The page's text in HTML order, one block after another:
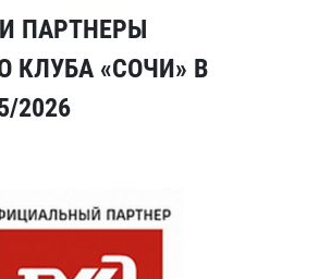
ПАРТНЕРЫ
КЛУБА «СОЧИ» В
2026